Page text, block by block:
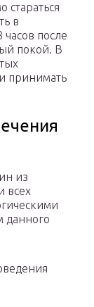
стараться
в
после
покой. В
принимать
из
всех
данного